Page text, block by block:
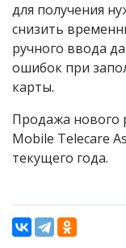
для получения
снизить
ручного ввода
ошибок при
карты.
Продажа нового
Mobile Telecare
текущего года.